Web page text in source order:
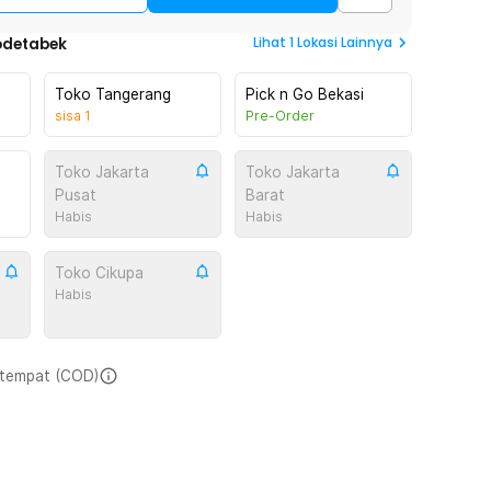
Lihat 1Lokasi Lainnya
Toko Tangerang
sisa 1
Pick n Go Bekasi
Pre-Order
Toko Jakarta
Pusat
Habis
Toko Jakarta
Barat
Habis
Toko Cikupa
Habis
(COD)